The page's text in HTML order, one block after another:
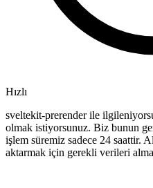
Hızlı
sveltekit-prerender ile
olmak istiyorsunuz. Biz bunun
işlem süremiz sadece 24 saattir.
aktarmak için gerekli verileri